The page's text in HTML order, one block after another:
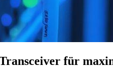
für